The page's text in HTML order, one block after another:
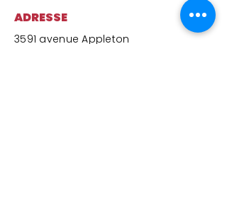
ADRESSE
3591 avenue Appleton